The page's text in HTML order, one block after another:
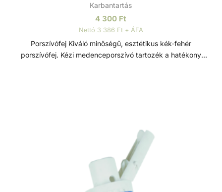
Karbantartás
4 300 Ft
Nettó 3 386 Ft + ÁFA
Porszívófej Kiváló minőségű, esztétikus kék-fehér
porszívófej. Kézi medenceporszívó tartozék a hatékony